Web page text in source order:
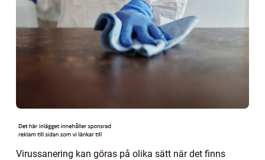
Virussanering kan göras på olika sätt när det finns